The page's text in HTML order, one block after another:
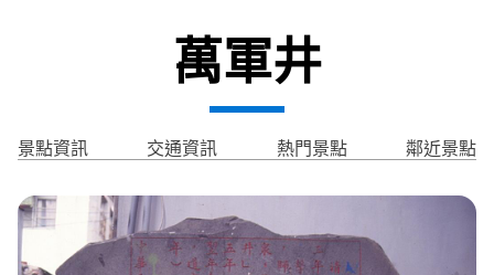
環境教育網 行政資訊網
萬軍井
景點資訊 交通資訊 熱門景點 鄰近景點